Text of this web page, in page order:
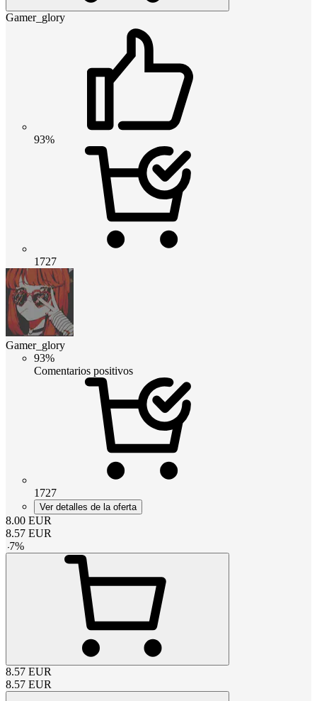
Gamer_glory
93%
1727
Gamer_glory
93%
Comentarios positivos
1727
Ver detalles de la oferta
8.00 EUR
8.57 EUR
-7%
8.57 EUR
8.57 EUR